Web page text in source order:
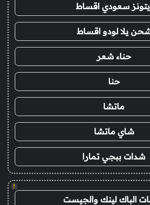
سعودي اقساط
يلا لودو اقساط
حناء شعر
حنا
ماتشا
شاي ماتشا
شدات ببجي تمارا
!
الباك لينك والجيست